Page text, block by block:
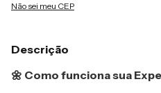
Não sei meu CEP
Descrição
🌼 Como funciona sua